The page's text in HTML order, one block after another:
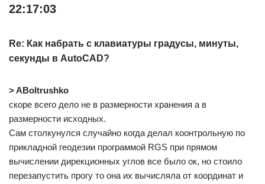
22:17:03
Re: Как набрать с клавиатуры градусы, минуты,
секунды в AutoCAD?
> ABoltrushko
скоре всего дело не в размерности хранения а в
размерности исходных.
Сам столкунулся случайно когда делал коонтрольную по
прикладной геодезии программой RGS при прямом
вычислении дирекционных углов все было ок, но стоило
перезапустить прогу то она их вычисляла от координат и